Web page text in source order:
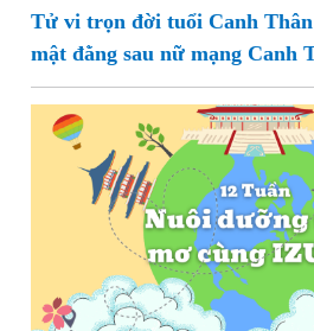
Tử vi trọn đời tuổi Canh
mật đằng sau nữ mạng Canh